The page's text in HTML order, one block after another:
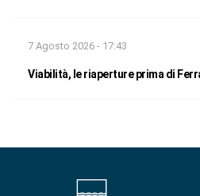
7 Agosto 2026 - 17:43
Viabilità, le riaperture prima di